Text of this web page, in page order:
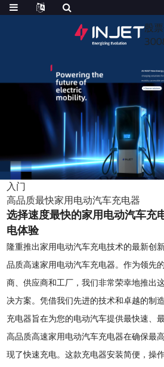
股
入门
高品质最快家用电动汽车充电器
选择速度最快的家用电动汽车充
电体验
隆重推出家用电动汽车充电技术的最新
品质高速家用电动汽车充电器。作为领先
商、供应商和工厂，我们非常荣幸地推出
决方案。凭借我们先进的技术和卓越的制
充电器旨在为您的电动汽车提供最快速、
高品质高速家用电动汽车充电器在确保最
现了快速充电。这款充电器安装简便，操